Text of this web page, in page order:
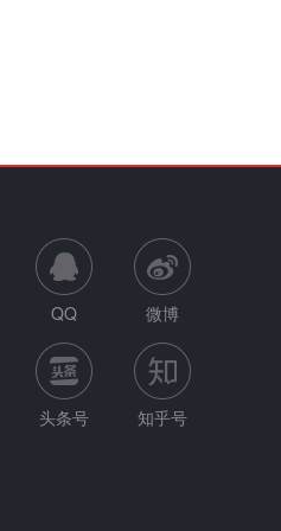
QQ 微博
头条号 知乎号